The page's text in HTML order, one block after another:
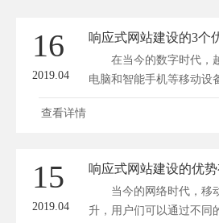
16
2019.04
响应式网站建设的3个
在当今的数字时代，
电脑和智能手机等移动设
查看详情
15
2019.04
响应式网站建设的优势
当今的网络时代，移
升，用户们可以通过不同